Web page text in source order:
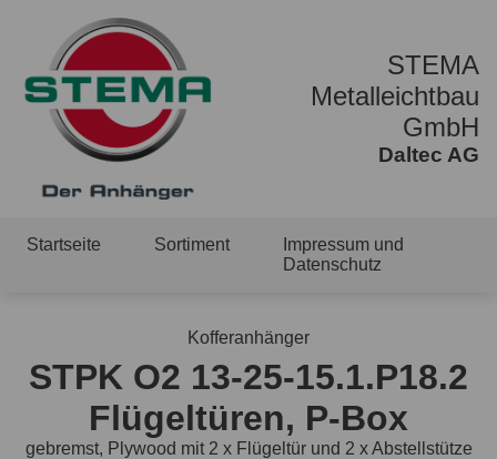
STEMA
Metalleichtbau
GmbH
Daltec AG
Startseite Sortiment
Impressum und
Datenschutz
Kofferanhänger
STPK O2 13-25-15.1.P18.2
Flügeltüren, P-Box
gebremst, Plywood mit 2 x Flügeltür und 2 x Abstellstütze